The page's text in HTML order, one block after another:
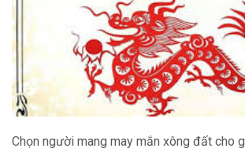
Chọn người mang may mắn xông đất cho